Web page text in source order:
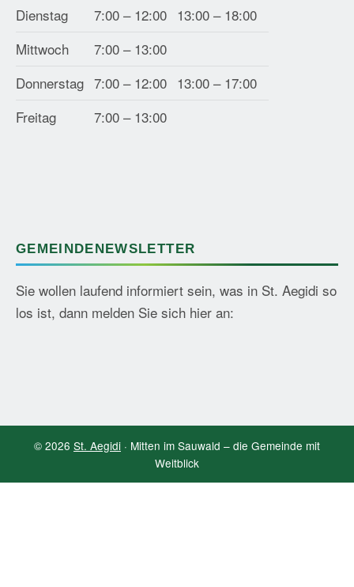
Dienstag
7:00 – 12:00 13:00 – 18:00
Mittwoch
7:00 – 13:00
Donnerstag 7:00 – 12:00 13:00 – 17:00
Freitag
7:00 – 13:00
GEMEINDENEWSLETTER
Sie wollen laufend informiert sein, was in St. Aegidi so
los ist, dann melden Sie sich hier an:
© 2026 St. Aegidi · Mitten im Sauwald – die Gemeinde mit
Weitblick